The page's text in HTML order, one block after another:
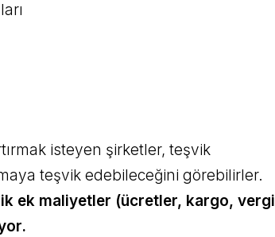
isteyen şirketler, teşvik
teşvik edebileceğini görebilirler.
ek maliyetler (ücretler, kargo, vergi